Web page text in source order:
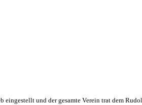
eingestellt und der gesamte Verein trat dem